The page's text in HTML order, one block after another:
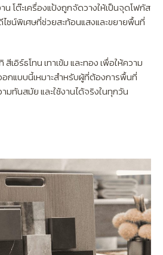
น โต๊ะเครื่องแป้งถูกจัดวางให้เป็นจุดโฟกัส
ซน์พิเศษที่ช่วยสะท้อนแสงและขยายพื้นที่
เอิร์ธโทน เทาเข้ม และทอง เพื่อให้ความ
กแบบนี้เหมาะสำหรับผู้ที่ต้องการพื้นที่
ทันสมัย และใช้งานได้จริงในทุกวัน